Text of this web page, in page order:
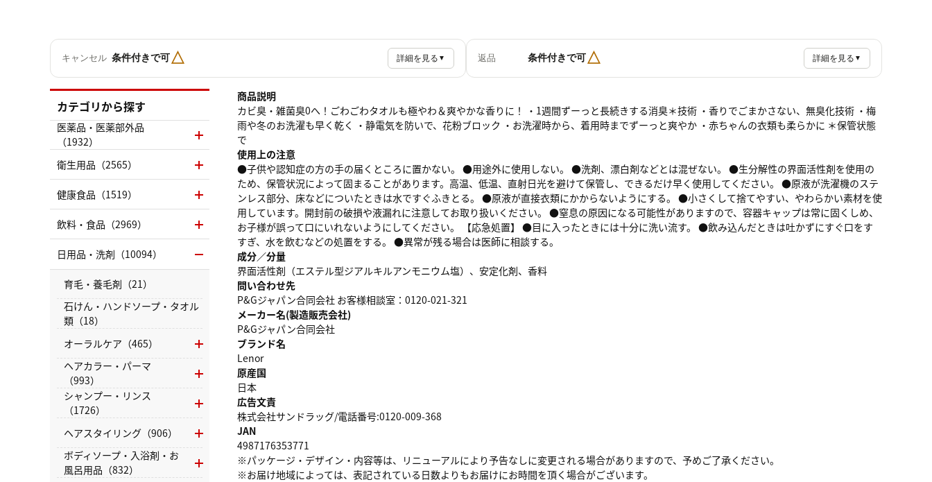
キャンセル 条件付きで可△ 詳細を見る ▼ 返品 条件付きで可△ 詳細を見る ▼
商品説明
カビ臭・雑菌臭0へ！ごわごわタオルも極やわ＆爽やかな香りに！ ・1週間ずーっと長続きする消臭＊技術 ・香りでごまかさない、無臭化技術 ・梅
雨や冬のお洗濯も早く乾く ・静電気を防いで、花粉ブロック ・お洗濯時から、着用時までずーっと爽やか ・赤ちゃんの衣類も柔らかに ＊保管状態
で
使用上の注意
●子供や認知症の方の手の届くところに置かない。 ●用途外に使用しない。 ●洗剤、漂白剤などとは混ぜない。 ●生分解性の界面活性剤を使用の
ため、保管状況によって固まることがあります。高温、低温、直射日光を避けて保管し、できるだけ早く使用してください。 ●原液が洗濯機のステ
ンレス部分、床などについたときは水ですぐふきとる。 ●原液が直接衣類にかからないようにする。 ●小さくして捨てやすい、やわらかい素材を使
用しています。開封前の破損や液漏れに注意してお取り扱いください。 ●窒息の原因になる可能性がありますので、容器キャップは常に固くしめ、
お子様が誤って口にいれないようにしてください。 【応急処置】 ●目に入ったときには十分に洗い流す。 ●飲み込んだときは吐かずにすぐ口をす
すぎ、水を飲むなどの処置をする。 ●異常が残る場合は医師に相談する。
成分／分量
界面活性剤（エステル型ジアルキルアンモニウム塩）、安定化剤、香料
問い合わせ先
P&Gジャパン合同会社 お客様相談室：0120-021-321
メーカー名(製造販売会社)
P&Gジャパン合同会社
ブランド名
Lenor
原産国
日本
広告文責
株式会社サンドラッグ/電話番号:0120-009-368
JAN
4987176353771
※パッケージ・デザイン・内容等は、リニューアルにより予告なしに変更される場合がありますので、予めご了承ください。
※お届け地域によっては、表記されている日数よりもお届けにお時間を頂く場合がございます。
カテゴリから探す
医薬品・医薬部外品
（1932）
衛生用品（2565）
健康食品（1519）
飲料・食品（2969）
日用品・洗剤（10094）
育毛・養毛剤（21）
石けん・ハンドソープ・タオル
類（18）
オーラルケア（465）
ヘアカラー・パーマ
（993）
シャンプー・リンス
（1726）
ヘアスタイリング（906）
ボディソープ・入浴剤・お
風呂用品（832）